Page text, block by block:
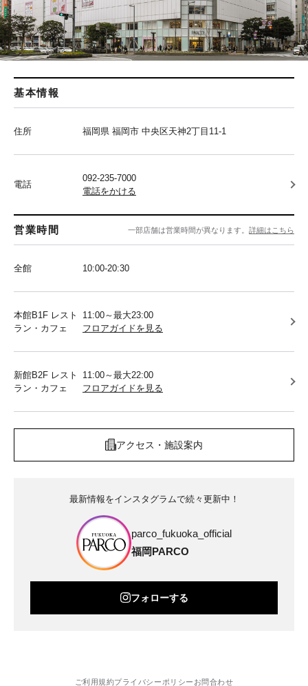
基本情報
住所 福岡県 福岡市 中央区天神2丁目11-1
電話
092-235-7000
電話をかける
営業時間 一部店舗は営業時間が異なります。 詳細はこちら
全館 10:00-20:30
本館B1F レスト
ラン・カフェ
11:00～最大23:00
フロアガイドを見る
新館B2F レスト
ラン・カフェ
11:00～最大22:00
フロアガイドを見る
アクセス・施設案内
最新情報をインスタグラムで続々更新中！
parco_fukuoka_official
福岡PARCO
フォローする
ご利用規約プライバシーポリシー お問合わせ